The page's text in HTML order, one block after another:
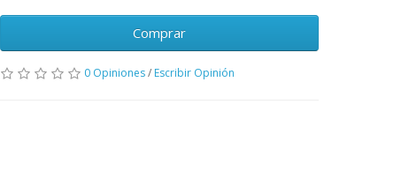
Comprar
0 Opiniones/ Escribir Opinión